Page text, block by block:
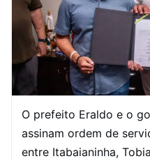
O prefeito Eraldo e o
assinam ordem de
entre Itabaianinha,